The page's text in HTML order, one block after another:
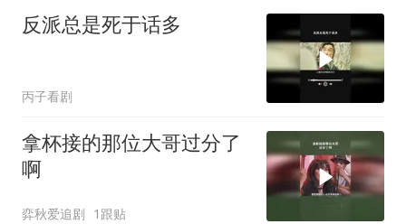
反派总是死于话多
丙子看剧
拿杯接的那位大哥过分了
啊
弈秋爱追剧 1跟贴